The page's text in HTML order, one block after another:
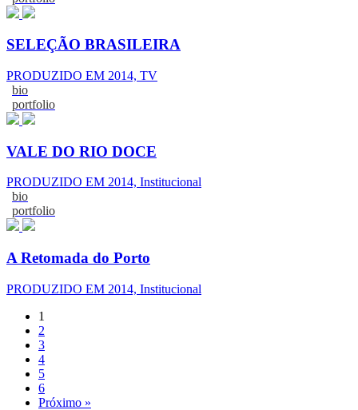
SELEÇÃO BRASILEIRA
PRODUZIDO EM 2014, TV
bio
portfolio
VALE DO RIO DOCE
PRODUZIDO EM 2014, Institucional
bio
portfolio
A Retomada do Porto
PRODUZIDO EM 2014, Institucional
1
2
3
4
5
6
Próximo »